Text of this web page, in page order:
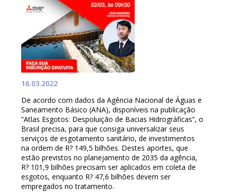
16.03.2022
De acordo com dados da Agência Nacional de Águas e
Saneamento Básico (ANA), disponíveis na publicação
“Atlas Esgotos: Despoluição de Bacias Hidrográficas”, o
Brasil precisa, para que consiga universalizar seus
serviços de esgotamento sanitário, de investimentos
na ordem de R? 149,5 bilhões. Destes aportes, que
estão previstos no planejamento de 2035 da agência,
R? 101,9 bilhões precisam ser aplicados em coleta de
esgotos, enquanto R? 47,6 bilhões devem ser
empregados no tratamento.